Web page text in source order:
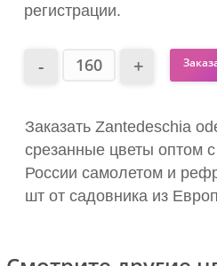
регистрации.
Заказать Zantedeschia
срезанные цветы оптом
России самолетом и
шт от садовника из